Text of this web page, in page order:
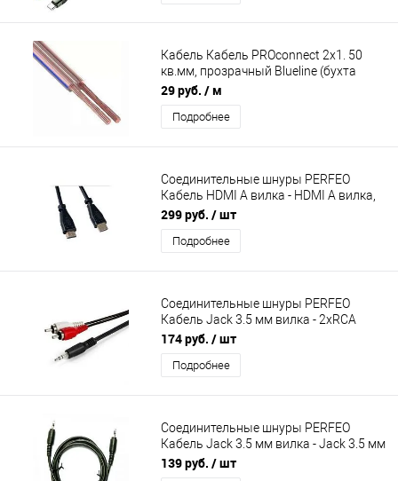
Кабель Кабель PROconnect 2x1. 50
кв.мм, прозрачный Blueline (бухта
100м)
29 руб. / м
Подробнее
Соединительные шнуры PERFEO
Кабель HDMI A вилка - HDMI A вилка,
ver.1.4, длина 3 м. (H1004)
299 руб. / шт
Подробнее
Соединительные шнуры PERFEO
Кабель Jack 3.5 мм вилка - 2xRCA
вилка, длина 3 м. (J2004)
174 руб. / шт
Подробнее
Соединительные шнуры PERFEO
Кабель Jack 3.5 мм вилка - Jack 3.5 мм
вилка, длина 3 м. (J2104)
139 руб. / шт